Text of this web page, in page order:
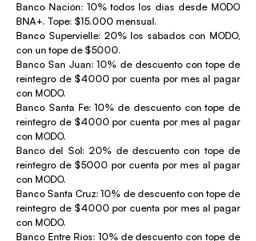
Banco Nación: 10% todos los días desde MODO
BNA+. Tope: $15.000 mensual.
Banco Supervielle: 20% los sábados con MODO,
con un tope de $5000.
Banco San Juan: 10% de descuento con tope de
reintegro de $4000 por cuenta por mes al pagar
con MODO.
Banco Santa Fe: 10% de descuento con tope de
reintegro de $4000 por cuenta por mes al pagar
con MODO.
Banco del Sol: 20% de descuento con tope de
reintegro de $5000 por cuenta por mes al pagar
con MODO.
Banco Santa Cruz: 10% de descuento con tope de
reintegro de $4000 por cuenta por mes al pagar
con MODO.
Banco Entre Ríos: 10% de descuento con tope de